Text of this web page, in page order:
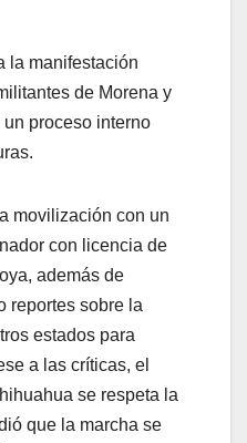
la manifestación
de Morena y
proceso interno
movilización con un
con licencia de
además de
reportes sobre la
estados para
a las críticas, el
se respeta la
que la marcha se